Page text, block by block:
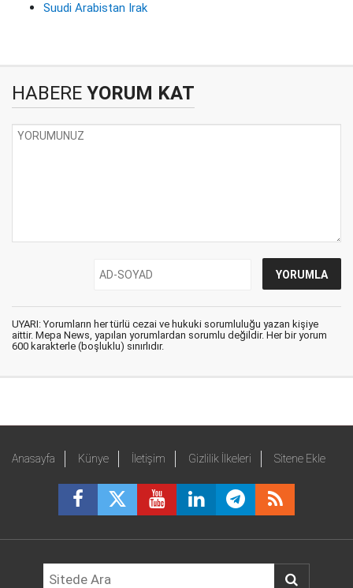
Suudi Arabistan Irak
HABERE YORUM KAT
UYARI: Yorumların her türlü cezai ve hukuki sorumluluğu yazan kişiye
aittir. Mepa News, yapılan yorumlardan sorumlu değildir. Her bir yorum
600 karakterle (boşluklu) sınırlıdır.
Anasayfa Künye İletişim Gizlilik İlkeleri Sitene Ekle